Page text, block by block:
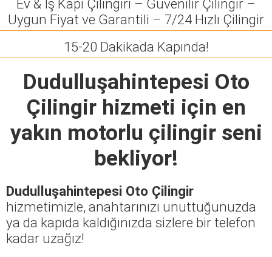
Ev & İş Kapı Çilingiri – Güvenilir Çilingir –
Uygun Fiyat ve Garantili – 7/24 Hızlı Çilingir
15-20 Dakikada Kapında!
Dudulluşahintepesi Oto
Çilingirhizmeti için en
yakın motorlu çilingir seni
bekliyor!
Dudulluşahintepesi Oto Çilingir
hizmetimizle, anahtarınızı unuttuğunuzda
ya da kapıda kaldığınızda sizlere bir telefon
kadar uzağız!